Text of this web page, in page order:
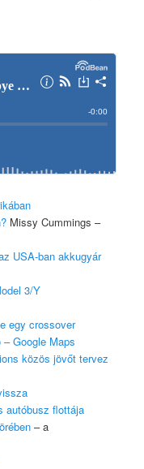
Missy Cummings –
USA-ban akkugyár
3/Y
egy crossover
Google Maps
közös jövőt tervez
autóbusz flottája
– a